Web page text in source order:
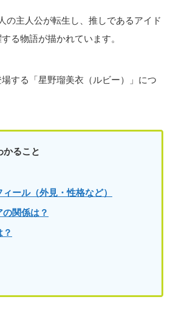
の主人公が転生し、推しであるアイド
る物語が描かれています。
する「星野瑠美衣（ルビー）」につ
かること
ール（外見・性格など）
関係は？